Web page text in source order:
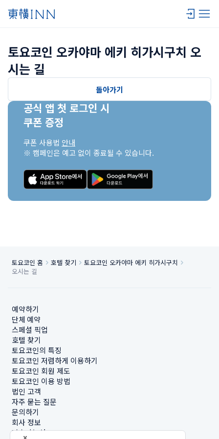
토요코인 오카야마 에키 히가시구치 오
시는 길
돌아가기
공식 앱 첫 로그인 시
쿠폰 증정
쿠폰 사용법 안내
※ 캠페인은 예고 없이 종료될 수 있습니다.
토요코인 홈 호텔 찾기
토요코인 오카야마 에키 히가시구치
오시는 길
예약하기
단체 예약
스페셜 픽업
호텔 찾기
토요코인의 특징
토요코인 저렴하게 이용하기
토요코인 회원 제도
토요코인 이용 방법
법인 고객
자주 묻는 질문
문의하기
회사 정보
지속가능성